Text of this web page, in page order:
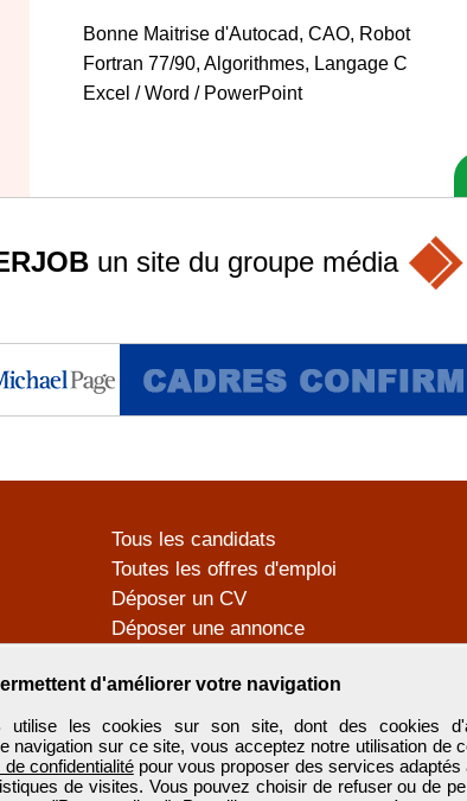
Bonne Maitrise d'Autocad, CAO, Robot
Fortran 77/90, Algorithmes, Langage C
Excel / Word / PowerPoint
d'améliorer votre navigation
utilise les cookies sur son site, dont des cookies
navigation sur ce site, vous acceptez notre utilisation de
de confidentialitépour vous proposer des services adaptés
de visites. Vous pouvez choisir de refuser ou de
un site du groupe média
Tous les candidats
Toutes les offres d'emploi
Déposer un CV
Déposer une annonce